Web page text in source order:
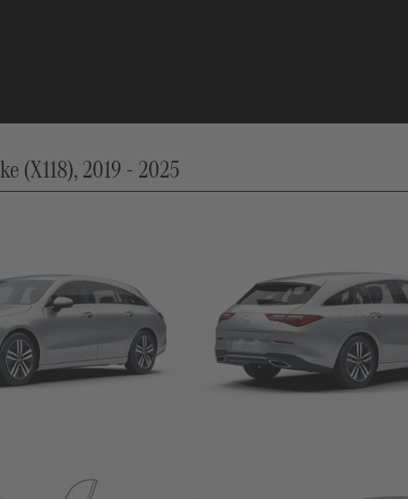
(X118), 2019 - 2025